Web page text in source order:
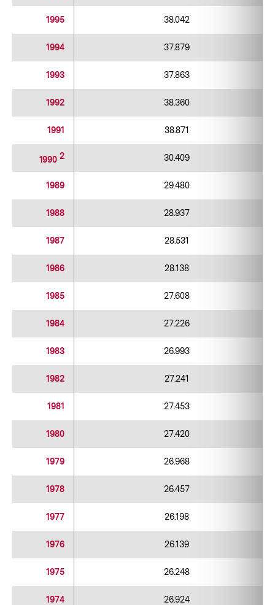
1995 38.042
1994 37.879
1993 37.863
1992 38.360
1991 38.871
19902 30.409
1989 29.480
1988 28.937
1987 28.531
1986 28.138
1985 27.608
1984 27.226
1983 26.993
1982 27.241
1981 27.453
1980 27.420
1979 26.968
1978 26.457
1977 26.198
1976 26.139
1975 26.248
1974 26.924